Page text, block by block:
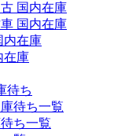
国内在庫
国内在庫
内在庫
在庫
待ち
待ち一覧
ち一覧